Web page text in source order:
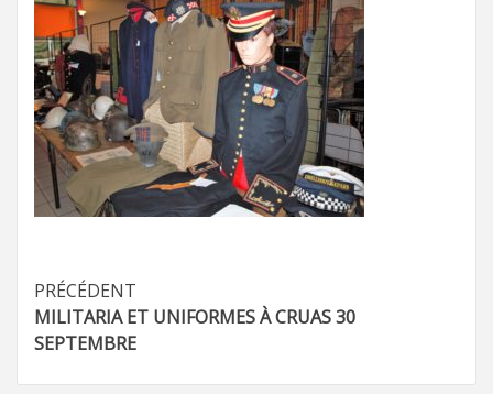
Navigation
d’article
PRÉCÉDENT
MILITARIA ET UNIFORMES À CRUAS 30
SEPTEMBRE